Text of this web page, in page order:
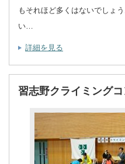
もそれほど多くはないでしょ
い…
詳細を見る
習志野クライミング